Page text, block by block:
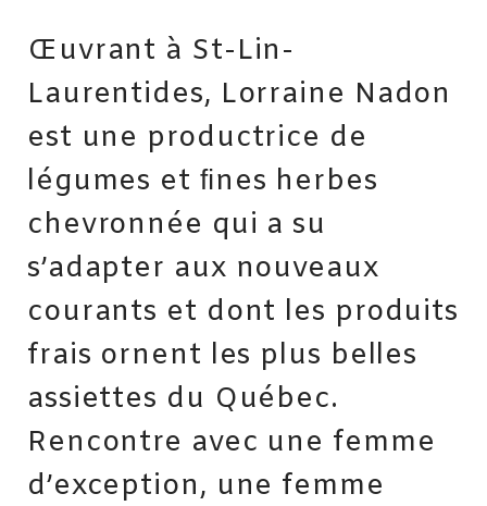
Œuvrant à St-Lin-
Laurentides, Lorraine Nadon
est une productrice de
légumes et ﬁnes herbes
chevronnée qui a su
s’adapter aux nouveaux
courants et dont les produits
frais ornent les plus belles
assiettes du Québec.
Rencontre avec une femme
d’exception, une femme